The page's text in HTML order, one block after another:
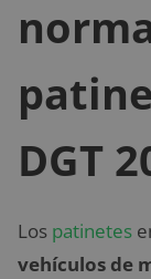
DGT
Los patinetes
vehículos de